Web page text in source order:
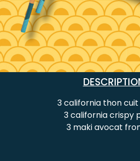
3 california thon
3 california crispy
3 maki avocat